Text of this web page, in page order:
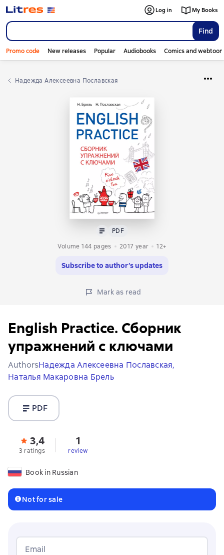
Find
Log in My Books
Promo code New releases Popular Audiobooks Comics and
Надежда Алексеевна Пославская
Text PDF
PDF
Volume 144 pages
2017 year 12+
Subscribe to author’s updates
Mark as read
English Practice. Сборник
упражнений с ключами
AuthorsНадежда Алексеевна Пославская,
Наталья Макаровна Брель
PDF
3,4
3 ratings
1
review
Book in Russian
Not for sale
Email